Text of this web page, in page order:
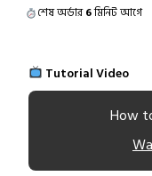
শেষ অর্ডার6মিনিট আগে
Tutorial Video
How